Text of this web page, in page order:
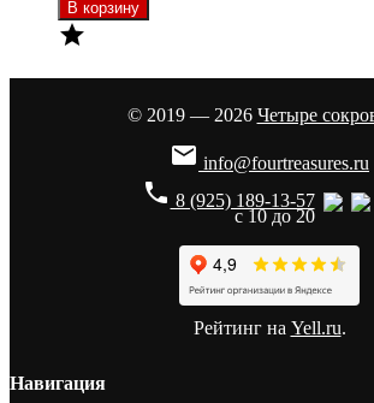

© 2019 — 2026 Четыре
 info@fourtreasures.ru
phone 8 (925) 189-13-57
с 10 до 20
Рейтинг на Yell.ru.
Навигация